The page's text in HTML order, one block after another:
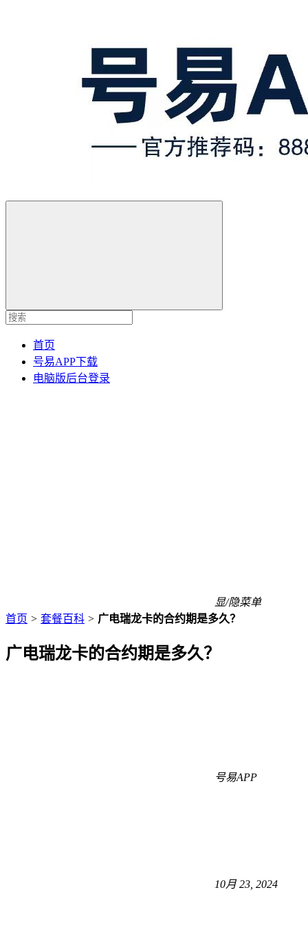
首页
号易APP下载
电脑版后台登录
显/隐菜单
首页 > 套餐百科 > 广电瑞龙卡的合约期是多久？
广电瑞龙卡的合约期是多久？
号易APP
10月 23, 2024